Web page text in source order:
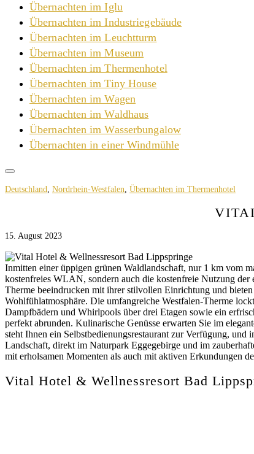
Übernachten im Iglu
Übernachten im Industriegebäude
Übernachten im Leuchtturm
Übernachten im Museum
Übernachten im Thermenhotel
Übernachten im Tiny House
Übernachten im Wagen
Übernachten im Waldhaus
Übernachten im Wasserbungalow
Übernachten in einer Windmühle
Deutschland, Nordrhein-Westfalen, Übernachten im Thermenhotel
15. August 2023
Inmitten einer üppigen grünen Waldlandschaft, nur 1 km vom
kostenfreies WLAN, sondern auch die kostenfreie Nutzung
Therme beeindrucken mit ihrer stilvollen Einrichtung und
Wohlfühlatmosphäre. Die umfangreiche Westfalen-Therme
Dampfbädern und Whirlpools über drei Etagen sowie ein
perfekt abrunden. Kulinarische Genüsse erwarten Sie im
steht Ihnen ein Selbstbedienungsrestaurant zur Verfügung,
Landschaft, direkt im Naturpark Eggegebirge und im
mit erholsamen Momenten als auch mit aktiven Erkundungen
Vital Hotel & Wellnessresort Bad